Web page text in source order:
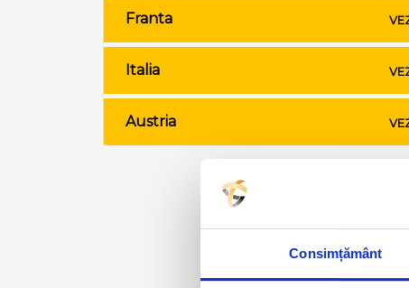
Consimțământ
Franta
Italia
Austria